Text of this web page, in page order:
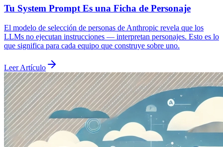
Tu System Prompt Es una Ficha de Personaje
El modelo de selección de personas de Anthropic revela que los
LLMs no ejecutan instrucciones — interpretan personajes. Esto es lo
que significa para cada equipo que construye sobre uno.
Leer Artículo